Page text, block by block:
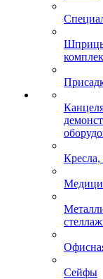
Кресла,
Сейфы